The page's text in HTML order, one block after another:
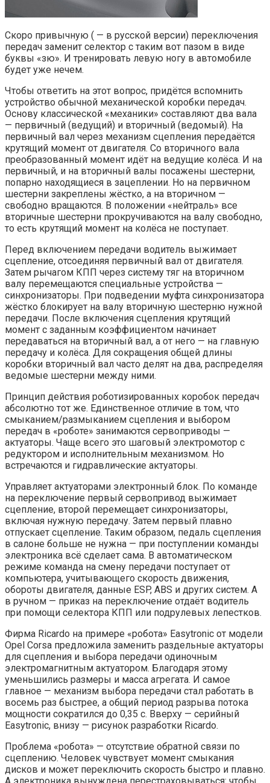
Скоро привычную ( — в русской версии) переключения
передач заменит селектор с таким вот пазом в виде
буквы «зю». И тренировать левую ногу в автомобиле
будет уже нечем.
Чтобы ответить на этот вопрос, придётся вспомнить
устройство обычной механической коробки передач.
Основу классической «механики» составляют два вала
— первичный (ведущий) и вторичный (ведомый). На
первичный вал через механизм сцепления передаётся
крутящий момент от двигателя. Со вторичного вала
преобразованный момент идёт на ведущие колёса. И на
первичный, и на вторичный валы посажены шестерни,
попарно находящиеся в зацеплении. Но на первичном
шестерни закреплены жёстко, а на вторичном —
свободно вращаются. В положении «нейтраль» все
вторичные шестерни прокручиваются на валу свободно,
то есть крутящий момент на колёса не поступает.
Перед включением передачи водитель выжимает
сцепление, отсоединяя первичный вал от двигателя.
Затем рычагом КПП через систему тяг на вторичном
валу перемещаются специальные устройства —
синхронизаторы. При подведении муфта синхронизатора
жёстко блокирует на валу вторичную шестерню нужной
передачи. После включения сцепления крутящий
момент с заданным коэффициентом начинает
передаваться на вторичный вал, а от него — на главную
передачу и колёса. Для сокращения общей длины
коробки вторичный вал часто делят на два, распределяя
ведомые шестерни между ними.
Принцип действия роботизированных коробок передач
абсолютно тот же. Единственное отличие в том, что
смыканием/размыканием сцепления и выбором
передач в «роботе» занимаются сервоприводы —
актуаторы. Чаще всего это шаговый электромотор с
редуктором и исполнительным механизмом. Но
встречаются и гидравлические актуаторы.
Управляет актуаторами электронный блок. По команде
на переключение первый сервопривод выжимает
сцепление, второй перемещает синхронизаторы,
включая нужную передачу. Затем первый плавно
отпускает сцепление. Таким образом, педаль сцепления
в салоне больше не нужна — при поступлении команды
электроника всё сделает сама. В автоматическом
режиме команда на смену передачи поступает от
компьютера, учитывающего скорость движения,
обороты двигателя, данные ESP, ABS и других систем. А
в ручном — приказ на переключение отдаёт водитель
при помощи селектора КПП или подрулевых лепестков.
Фирма Ricardo на примере «робота» Easytronic от модели
Opel Corsa предложила заменить раздельные актуаторы
для сцепления и выбора передачи одиночным
электромагнитным актуатором. Благодаря этому
уменьшились размеры и масса агрегата. И самое
главное — механизм выбора передачи стал работать в
восемь раз быстрее, а общий период разрыва потока
мощности сократился до 0,35 с. Вверху — серийный
Easytronic, внизу — рисунок разработки Ricardo.
Проблема «робота» — отсутствие обратной связи по
сцеплению. Человек чувствует момент смыкания
дисков и может переключить скорость быстро и плавно.
А электроника вынуждена перестраховываться: чтобы